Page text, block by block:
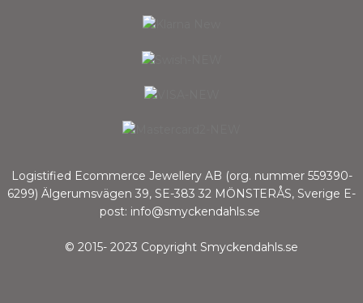
Logistified Ecommerce Jewellery AB (org. nummer 559390-
6299) Älgerumsvägen 39, SE-383 32 MÖNSTERÅS, Sverige E-
post: info@smyckendahls.se
© 2015- 2023 Copyright Smyckendahls.se